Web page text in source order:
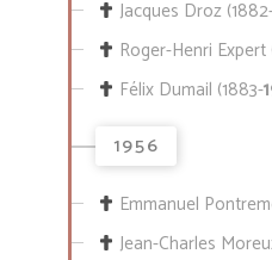
Jacques Droz
Roger-Henri Expert
Félix Dumail (1883-
1956
Emmanuel
Jean-Charles